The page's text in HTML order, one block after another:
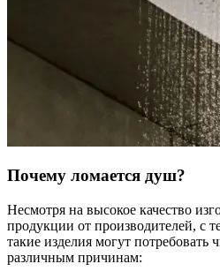
Почему ломается душ?
Несмотря на высокое качество
продукции от производителей, с
такие изделия могут потребовать
различным причинам: